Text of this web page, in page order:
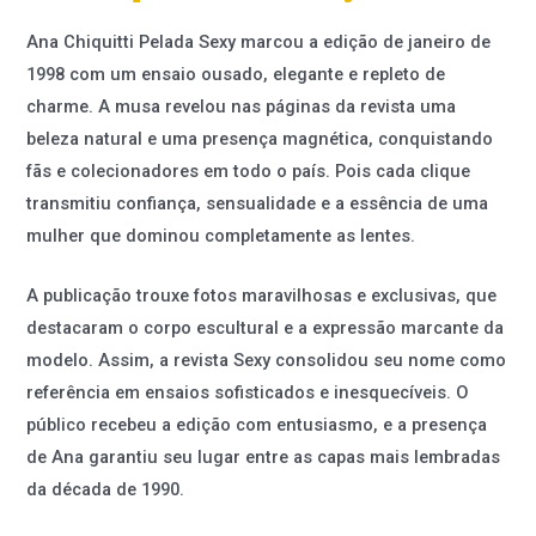
Ana Chiquitti Pelada Sexy marcou a edição de janeiro de
1998 com um ensaio ousado, elegante e repleto de
charme. A musa revelou nas páginas da revista uma
beleza natural e uma presença magnética, conquistando
fãs e colecionadores em todo o país. Pois cada clique
transmitiu confiança, sensualidade e a essência de uma
mulher que dominou completamente as lentes.
A publicação trouxe fotos maravilhosas e exclusivas, que
destacaram o corpo escultural e a expressão marcante da
modelo. Assim, a revista Sexy consolidou seu nome como
referência em ensaios sofisticados e inesquecíveis. O
público recebeu a edição com entusiasmo, e a presença
de Ana garantiu seu lugar entre as capas mais lembradas
da década de 1990.